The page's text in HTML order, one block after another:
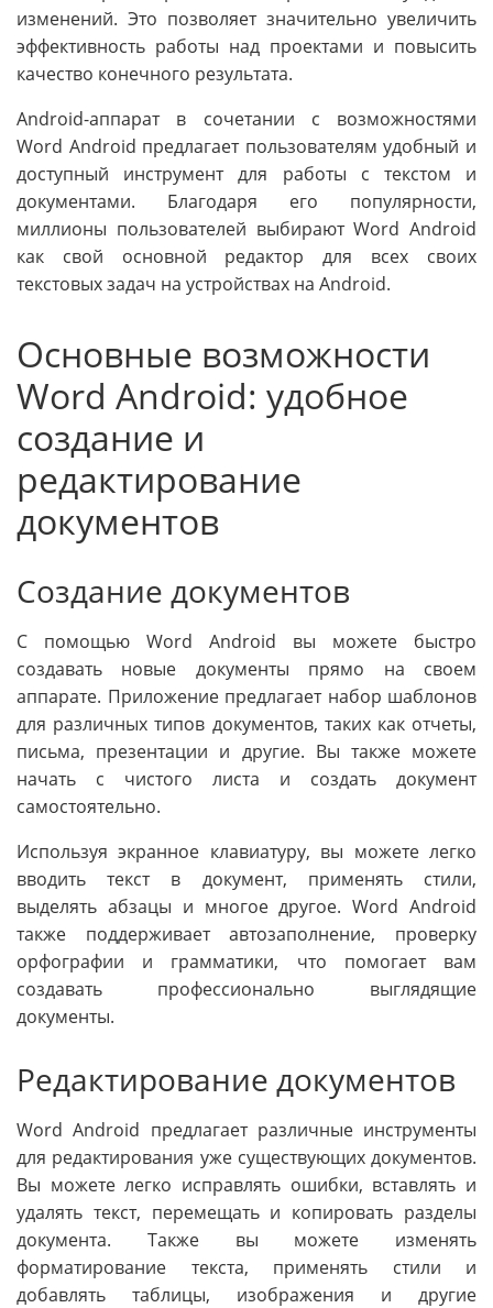
изменений. Это позволяет значительно увеличить
эффективность работы над проектами и повысить
качество конечного результата.
Android-аппарат в сочетании с возможностями
Word Android предлагает пользователям удобный и
доступный инструмент для работы с текстом и
документами. Благодаря его популярности,
миллионы пользователей выбирают Word Android
как свой основной редактор для всех своих
текстовых задач на устройствах на Android.
Основные возможности
Word Android: удобное
создание и
редактирование
документов
Создание документов
С помощью Word Android вы можете быстро
создавать новые документы прямо на своем
аппарате. Приложение предлагает набор шаблонов
для различных типов документов, таких как отчеты,
письма, презентации и другие. Вы также можете
начать с чистого листа и создать документ
самостоятельно.
Используя экранное клавиатуру, вы можете легко
вводить текст в документ, применять стили,
выделять абзацы и многое другое. Word Android
также поддерживает автозаполнение, проверку
орфографии и грамматики, что помогает вам
создавать профессионально выглядящие
документы.
Редактирование документов
Word Android предлагает различные инструменты
для редактирования уже существующих документов.
Вы можете легко исправлять ошибки, вставлять и
удалять текст, перемещать и копировать разделы
документа. Также вы можете изменять
форматирование текста, применять стили и
добавлять таблицы, изображения и другие